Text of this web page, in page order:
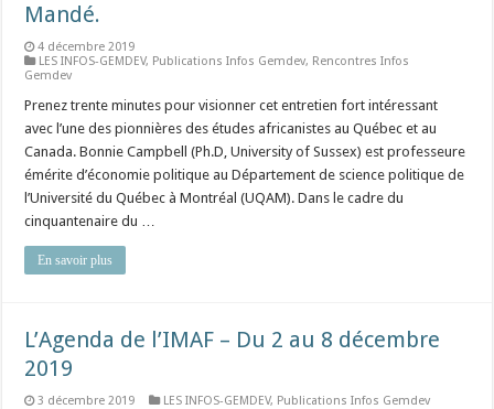
Mandé.
4 décembre 2019
LES INFOS-GEMDEV, Publications Infos Gemdev, Rencontres Infos
Gemdev
Prenez trente minutes pour visionner cet entretien fort intéressant
avec l’une des pionnières des études africanistes au Québec et au
Canada. Bonnie Campbell (Ph.D, University of Sussex) est professeure
émérite d’économie politique au Département de science politique de
l’Université du Québec à Montréal (UQAM). Dans le cadre du
cinquantenaire du …
En savoir plus
L’Agenda de l’IMAF – Du 2 au 8 décembre
2019
3 décembre 2019 LES INFOS-GEMDEV, Publications Infos Gemdev